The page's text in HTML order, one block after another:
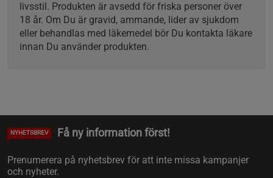
livsstil. Produkten är avsedd för friska personer över
18 år. Om Du är gravid, ammande, lider av sjukdom
eller behandlas med läkemedel bör Du kontakta läkare
innan Du använder produkten.
NYHETSBREV Få ny information först!
Prenumerera på nyhetsbrev för att inte missa kampanjer
och nyheter.